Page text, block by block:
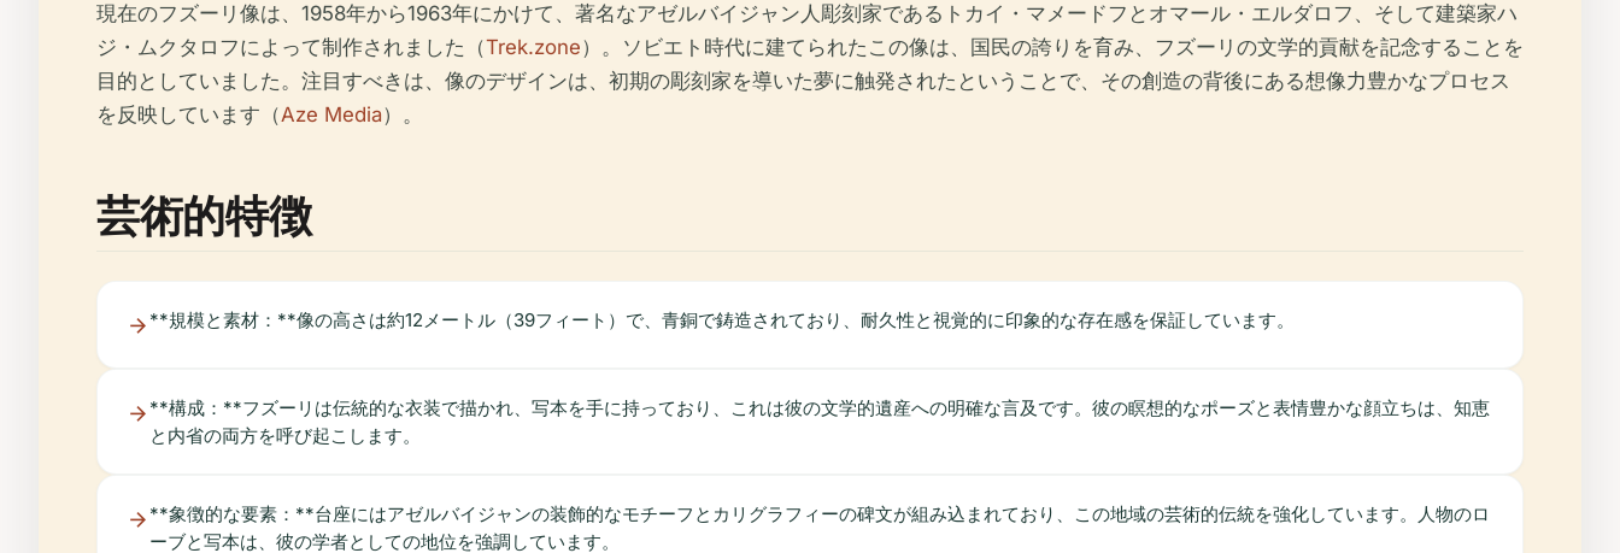
現在のフズーリ像は、1958年から1963年にかけて、著名なアゼルバイジャン人彫刻家であるトカイ・マメードフとオマール・エルダロフ、そして建築家ハ
ジ・ムクタロフによって制作されました（Trek.zone）。ソビエト時代に建てられたこの像は、国民の誇りを育み、フズーリの文学的貢献を記念することを
目的としていました。注目すべきは、像のデザインは、初期の彫刻家を導いた夢に触発されたということで、その創造の背後にある想像力豊かなプロセス
を反映しています（Aze Media）。
芸術的特徴
**規模と素材：**像の高さは約12メートル（39フィート）で、青銅で鋳造されており、耐久性と視覚的に印象的な存在感を保証しています。
**構成：**フズーリは伝統的な衣装で描かれ、写本を手に持っており、これは彼の文学的遺産への明確な言及です。彼の瞑想的なポーズと表情豊かな顔立ちは、知恵
と内省の両方を呼び起こします。
**象徴的な要素：**台座にはアゼルバイジャンの装飾的なモチーフとカリグラフィーの碑文が組み込まれており、この地域の芸術的伝統を強化しています。人物のロ
ーブと写本は、彼の学者としての地位を強調しています。